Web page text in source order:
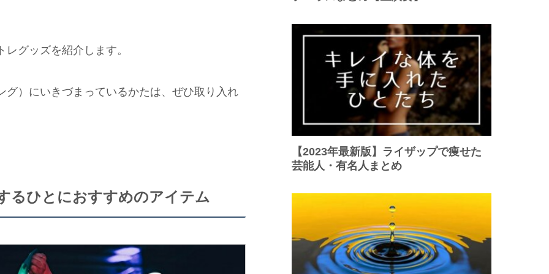
グッズを紹介します。
）にいきづまっているかたは、ぜひ取り入れ
るひとにおすすめのアイテム
【2023年最新版】ライザップで痩せた
芸能人・有名人まとめ